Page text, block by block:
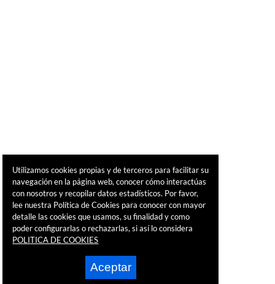
Utilizamos cookies propias y de terceros para facilitar su
navegación en la página web, conocer cómo interactúas
con nosotros y recopilar datos estadísticos. Por favor,
lee nuestra Política de Cookies para conocer con mayor
detalle las cookies que usamos, su finalidad y como
poder configurarlas o rechazarlas, si así lo considera
POLITICA DE COOKIES
Aceptar